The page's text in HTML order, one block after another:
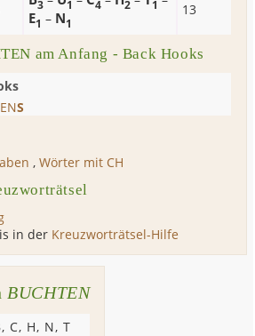
3 1 4 2 1
E1 – N1
13
am Anfang - Back Hooks
S
,Wörter mit CH
in der Kreuzworträtsel-Hilfe
BUCHTEN
, C, H, N,T